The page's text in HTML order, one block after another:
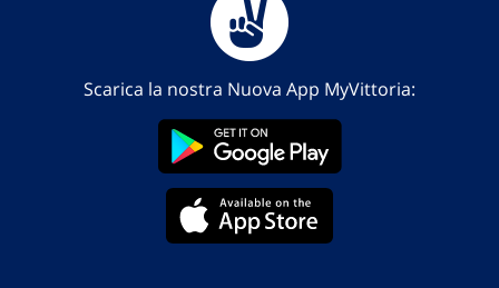
Scarica la nostra Nuova App MyVittoria: